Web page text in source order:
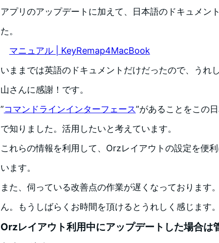
アプリのアップデートに加えて、日本語のドキュメン
た。
マニュアル | KeyRemap4MacBook
いままでは英語のドキュメントだけだったので、うれ
山さんに感謝！です。
”コマンドラインインターフェース”があることをこの
で知りました。活用したいと考えています。
これらの情報を利用して、Orzレイアウトの設定を便
います。
また、伺っている改善点の作業が遅くなっております
ん。もうしばらくお時間を頂けるとうれしく感じます。
Orzレイアウト利用中にアップデートした場合は